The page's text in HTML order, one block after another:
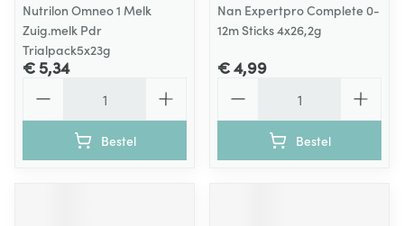
Nutrilon Omneo 1 Melk
Zuig.melk Pdr
Trialpack5x23g
€ 5,34
Bestel
Nan Expertpro Complete 0-
12m Sticks 4x26,2g
€ 4,99
Bestel